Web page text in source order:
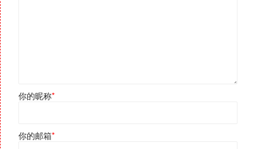
你的昵称*
你的邮箱*